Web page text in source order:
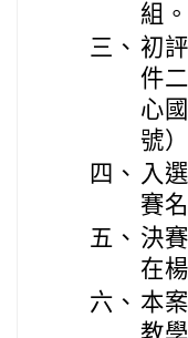
組。
三、 初
件
心
號）
四、 入
賽
五、 決
在
六、 本